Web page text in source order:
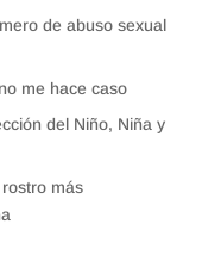
de abuso sexual
me hace caso
del Niño, Niña y
más